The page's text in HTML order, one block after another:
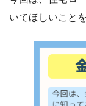
いてほしいこと